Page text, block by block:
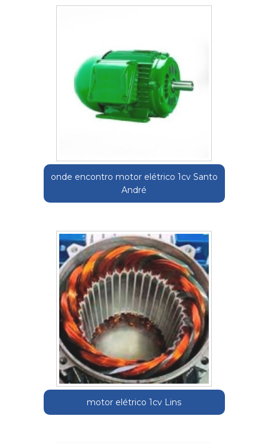
onde encontro motor elétrico 1cv Santo
André
motor elétrico 1cv Lins